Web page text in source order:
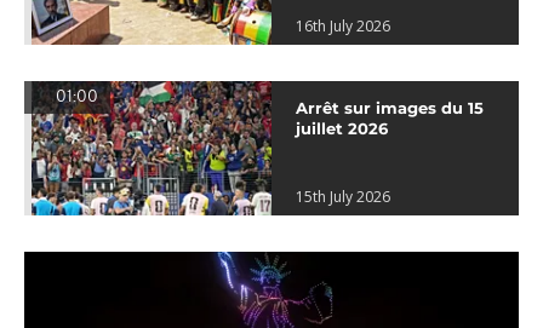
16th July 2026
01:00
Arrêt sur images du 15
juillet 2026
15th July 2026